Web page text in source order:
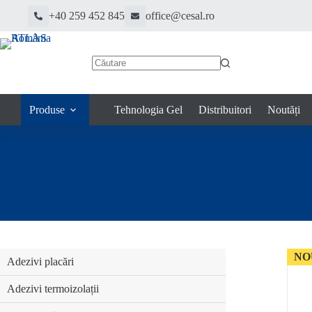
conținut
+40 259 452 845 office@cesal.ro
Produse
Tehnologia Gel Distribuitori Noutăți
Adezivi placări
Adezivi termoizolații